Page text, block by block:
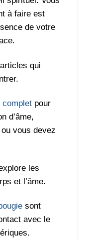
à faire est
de votre
qui
complet pour
d’âme,
vous devez
les
et l’âme.
sont
avec le